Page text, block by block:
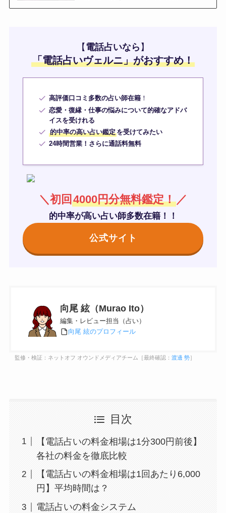
【 電話占いなら 】
「電話占いヴェルニ」がおすすめ！
高評価口コミ多数の占い師在籍 ！
恋愛・復縁・仕事の悩みについて的確なアドバ
イスを受けれる
的中率の高い占い鑑定を受けてみたい
24時間営業！さらに通話料無料
＼初回 4000円分無料鑑定！ ／
的中率が高い占い師多数在籍！！
公式サイト
向尾 絃（Murao Ito）
編集・レビュー担当（占い）
向尾 絃のプロフィール
監修・検証：ネットオフ オウンドメディアチーム［最終確認： 渡邊 勢］
目次
【電話占いの料金相場は1分300円前後】
各社の料金を徹底比較
【電話占いの料金相場は1回あたり6,000
円】平均時間は？
電話占いの料金システム